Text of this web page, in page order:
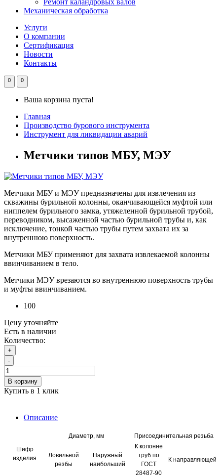
Ремонт каландровых валов
Механическая обработка
Услуги
О компании
Сертификация
Новости
Контакты
0 0
Ваша корзина пуста!
Главная
Производство бурового инструмента
Инструмент для ликвидации аварий
Метчики типов МБУ, МЭУ
Метчики МБУ и МЭУ предназначены для извлечения из
скважины бурильной колонны, оканчивающейся муфтой или
ниппелем бурильного замка, утяжеленной бурильной трубой,
переводником, высаженной частью бурильной трубы и, как
исключение, тонкой частью трубы путем захвата их за
внутреннюю поверхность.
Метчики МБУ применяют для захвата извлекаемой колонны
ввинчиванием в тело.
Метчики МЭУ врезаются во внутреннюю поверхность трубы
и муфты ввинчиванием.
100
Цену уточняйте
Есть в наличии
Количество:
+
-
В корзину
Купить в 1 клик
Описание
Шифр
изделия
Диаметр, мм Присоединительная резьба
Ловильной
резбы
Наружный
наибольший
К колонне
труб по
ГОСТ
28487-90
К направляющей